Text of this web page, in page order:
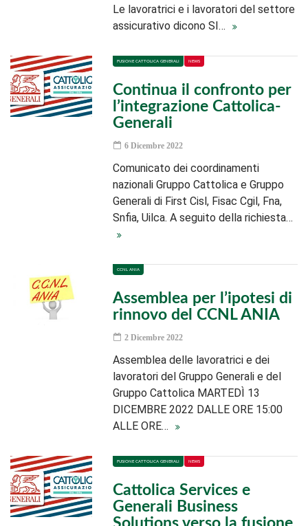
Le lavoratrici e i lavoratori del settore
assicurativo dicono SI…
FUSIONE CATTOLICA GENERALI NEWS
Continua il confronto per
l’integrazione Cattolica-
Generali
6 Dicembre 2022
Comunicato dei coordinamenti
nazionali Gruppo Cattolica e Gruppo
Generali di First Cisl, Fisac Cgil, Fna,
Snfia, Uilca. A seguito della richiesta…
CCNL ANIA
Assemblea per l’ipotesi di
rinnovo del CCNL ANIA
2 Dicembre 2022
Assemblea delle lavoratrici e dei
lavoratori del Gruppo Generali e del
Gruppo Cattolica MARTEDÌ 13
DICEMBRE 2022 DALLE ORE 15:00
ALLE ORE…
FUSIONE CATTOLICA GENERALI NEWS
Cattolica Services e
Generali Business